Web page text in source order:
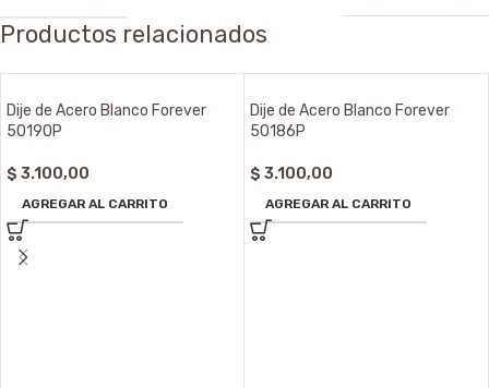
Productos relacionados
Dije de Acero Blanco Forever
50190P
$ 3.100,00
AGREGAR AL CARRITO
Dije de Acero Blanco Forever
50186P
$ 3.100,00
AGREGAR AL CARRITO